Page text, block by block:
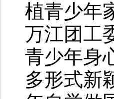
植青少年
万江团工
青少年身
多形式新